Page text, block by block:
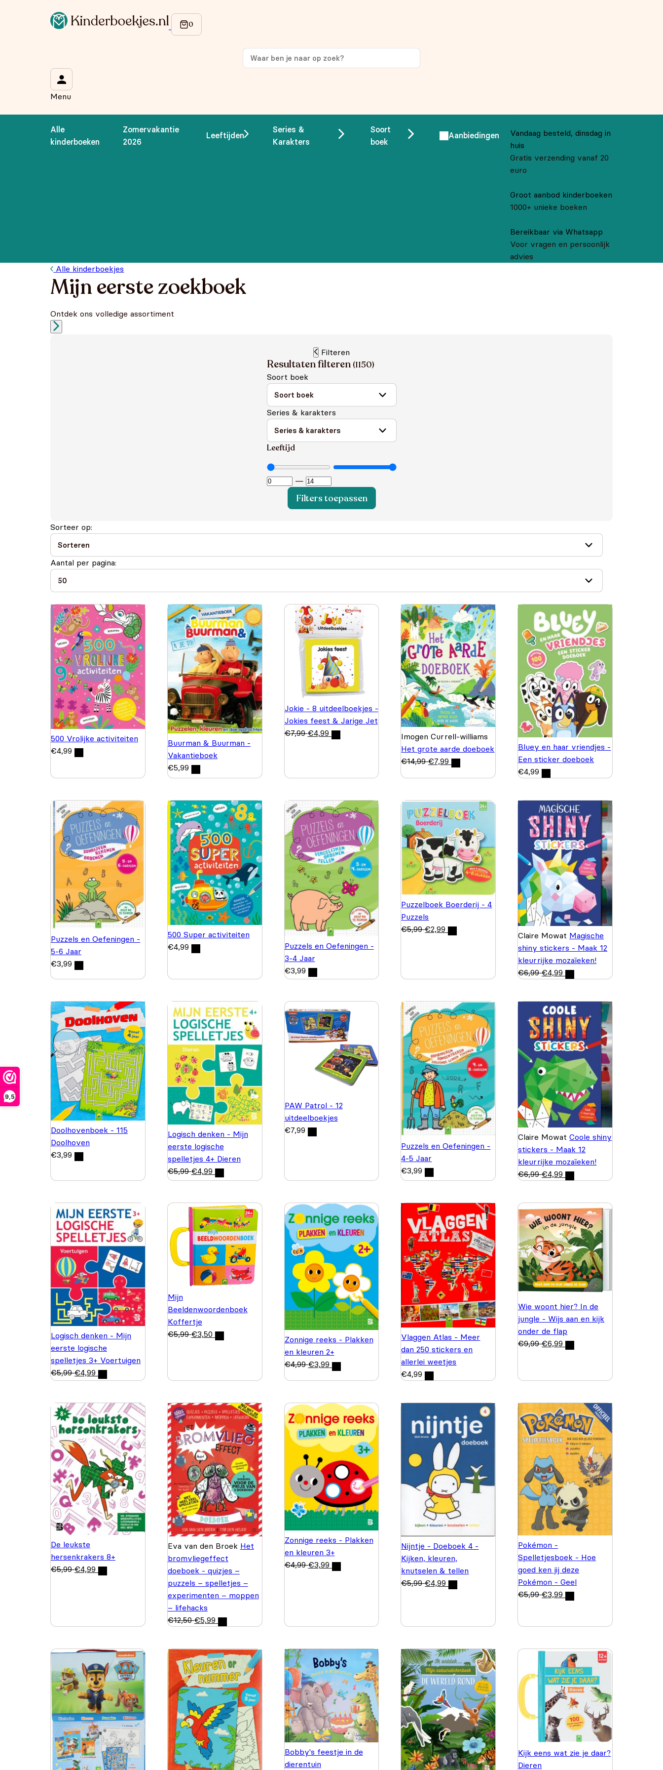
9,5
Menu
Alle
kinderboeken
Zomervakantie
2026
Leeftijden
Series &
Karakters
Soort
boek
Aanbiedingen
Vandaag besteld, dinsdag in
huis
Gratis verzending vanaf 20
euro
Groot aanbod kinderboeken
1000+ unieke boeken
Bereikbaar via Whatsapp
Voor vragen en persoonlijk
advies
Alle kinderboekjes
Mijn eerste zoekboek
Ontdek ons volledige assortiment
Filteren
Resultaten filteren (1150)
Soort boek
Series & karakters
Leeftijd
—
Filters toepassen
Sorteer op:
Aantal per pagina:
500 Vrolijke activiteiten
€4,99
Buurman & Buurman -
Vakantieboek
€5,99
Jokie - 8 uitdeelboekjes -
Jokies feest & Jarige Jet
€7,99 €4,99
Imogen Currell-williams
Het grote aarde doeboek
€14,99 €7,99
Bluey en haar vriendjes -
Een sticker doeboek
€4,99
Puzzels en Oefeningen -
5-6 Jaar
€3,99
500 Super activiteiten
€4,99
Puzzels en Oefeningen -
3-4 Jaar
€3,99
Puzzelboek Boerderij - 4
Puzzels
€5,99 €2,99
Claire Mowat Magische
shiny stickers - Maak 12
kleurrijke mozaïeken!
€6,99 €4,99
Doolhovenboek - 115
Doolhoven
€3,99
Logisch denken - Mijn
eerste logische
spelletjes 4+ Dieren
€5,99 €4,99
PAW Patrol - 12
uitdeelboekjes
€7,99
Puzzels en Oefeningen -
4-5 Jaar
€3,99
Claire MowatCoole shiny
stickers - Maak 12
kleurrijke mozaïeken!
€6,99 €4,99
Logisch denken - Mijn
eerste logische
spelletjes 3+ Voertuigen
€5,99 €4,99
Mijn
Beeldenwoordenboek
Koffertje
€5,99 €3,50
Zonnige reeks - Plakken
en kleuren 2+
€4,99 €3,99
Vlaggen Atlas - Meer
dan 250 stickers en
allerlei weetjes
€4,99
Wie woont hier? In de
jungle - Wijs aan en kijk
onder de flap
€9,99 €6,99
De leukste
hersenkrakers 8+
€5,99 €4,99
Eva van den Broek Het
bromvliegeffect
doeboek - quizjes –
puzzels – spelletjes –
experimenten – moppen
– lifehacks
€12,50 €5,99
Zonnige reeks - Plakken
en kleuren 3+
€4,99 €3,99
Nijntje - Doeboek 4 -
Kijken, kleuren,
knutselen & tellen
€5,99 €4,99
Pokémon -
Spelletjesboek - Hoe
goed ken jij deze
Pokémon - Geel
€5,99 €3,99
Bobby's feestje in de
dierentuin
Kijk eens wat zie je daar?
Dieren